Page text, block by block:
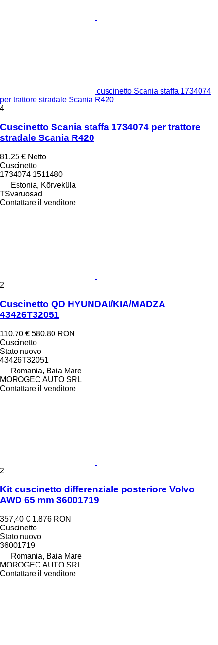
cuscinetto Scania staffa 1734074
per trattore stradale Scania R420
4
Cuscinetto Scania staffa 1734074 per trattore
stradale Scania R420
81,25 € Netto
Cuscinetto
1734074 1511480
Estonia, Kõrveküla
TSvaruosad
Contattare il venditore
2
Cuscinetto QD HYUNDAI/KIA/MADZA
43426T32051
110,70 € 580,80 RON
Cuscinetto
Stato nuovo
43426T32051
Romania, Baia Mare
MOROGEC AUTO SRL
Contattare il venditore
2
Kit cuscinetto differenziale posteriore Volvo
AWD 65 mm 36001719
357,40 € 1.876 RON
Cuscinetto
Stato nuovo
36001719
Romania, Baia Mare
MOROGEC AUTO SRL
Contattare il venditore